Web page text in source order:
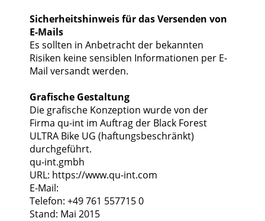
Sicherheitshinweis für das Versenden von
E-Mails
Es sollten in Anbetracht der bekannten
Risiken keine sensiblen Informationen per E-
Mail versandt werden.
Grafische Gestaltung
Die grafische Konzeption wurde von der
Firma qu-int im Auftrag der Black Forest
ULTRA Bike UG (haftungsbeschränkt)
durchgeführt.
qu-int.gmbh
URL: https://www.qu-int.com
E-Mail:
Telefon: +49 761 557715 0
Stand: Mai 2015